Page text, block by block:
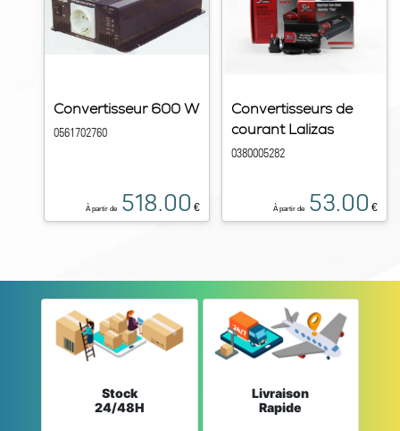
Convertisseur 600 W
0561702760
À partir de 518.00 €
Convertisseurs de
courant Lalizas
0380005282
À partir de 53.00 €
Stock
24/48H
Livraison
Rapide